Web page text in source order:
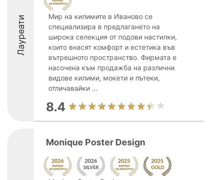
Лауреати
Мир на килимите в Иваново се
специализира в предлагането на
широка селекция от подови настилки,
които внасят комфорт и естетика във
вътрешното пространство. Фирмата е
насочена към продажба на различни
видове килими, мокети и пътеки,
отличавайки ...
8.4
Monique Poster Design